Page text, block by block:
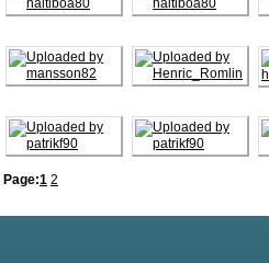
Page:1 2